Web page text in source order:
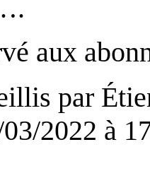
aux
par
2022 à